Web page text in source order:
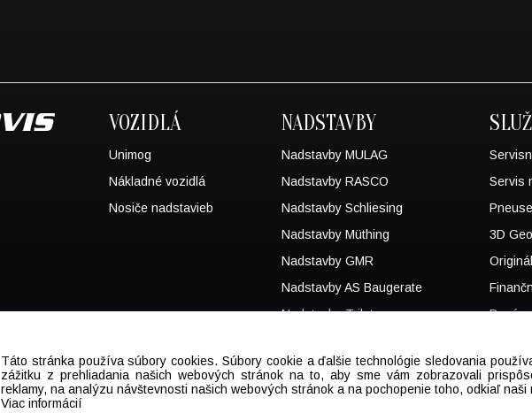
VOZIDLÁ
Unimog
Nákladné vozidlá
Nosiče nadstavieb
NADSTAVBY
Nadstavby MULAG
Nadstavby RASCO
Nadstavby Schliesing
Nadstavby Müthing
Nadstavby GMR
Nadstavby AS Baugerate
Nadstavby Trilety
Servis
3D
Bazár
Táto stránka používa súbory cookies. Súbory cookie a ďalšie technológie sledovania
zážitku z prehliadania našich webových stránok na to, aby sme vám zobrazovali
reklamy, na analýzu návštevnosti našich webových stránok a na pochopenie toho, odkiaľ
Viac informácií